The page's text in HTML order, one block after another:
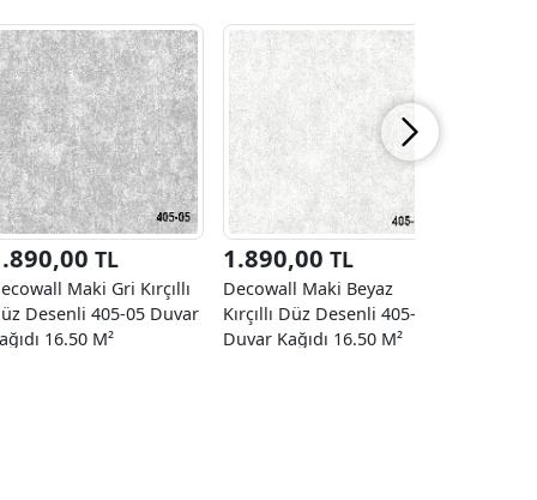
TL
Maki Gri Kırçıllı
Desenli 405-05 Duvar
16.50 M²
1.890,00 TL
Decowall Maki Beyaz
Kırçıllı Düz Desenli 405-06
Duvar Kağıdı 16.50 M²